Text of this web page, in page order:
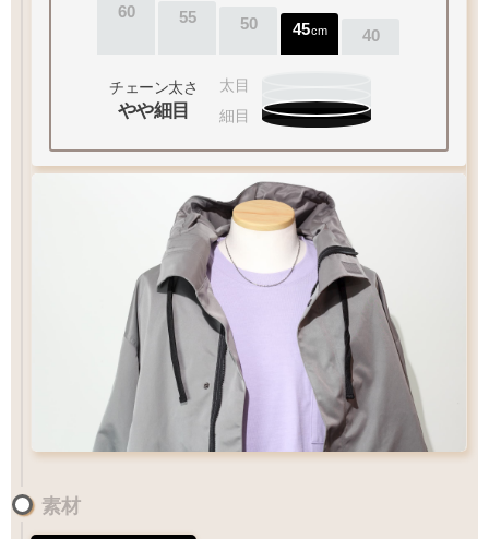
60 55 50 45cm 40
チェーン太さ
やや細目
太目
細目
ペンダントの状態でお届け致します
素材